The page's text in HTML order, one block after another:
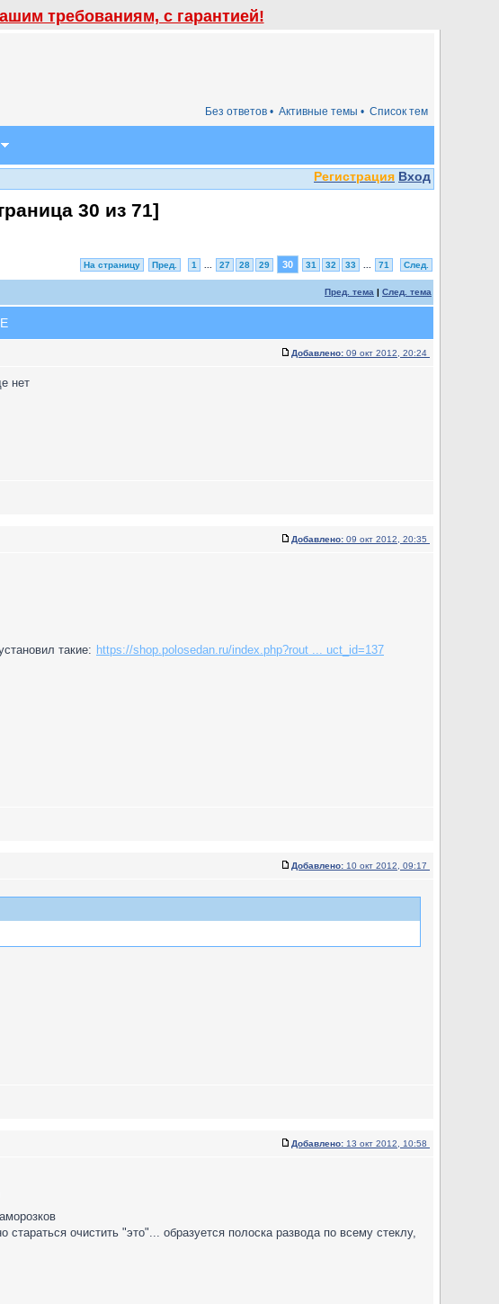
требованиям, с гарантией!
Список тем
Активные темы •
Без ответов •
Регистрация Вход
30 из 71]
На страницу Пред. 1 27 28 29 30 31 32 33 71 След.
Пред. тема | След. тема
Добавлено: 09 окт 2012, 20:24
нет
Добавлено: 09 окт 2012, 20:35
такие: https://shop.polosedan.ru/index.php?rout ... uct_id=137
Добавлено: 10 окт 2012, 09:17
Добавлено: 13 окт 2012, 10:58
очистить "это"... образуется полоска развода по всему стеклу,